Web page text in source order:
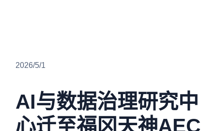
2026/5/1
AI与数据治理研究中
心迁至福冈天神AEC